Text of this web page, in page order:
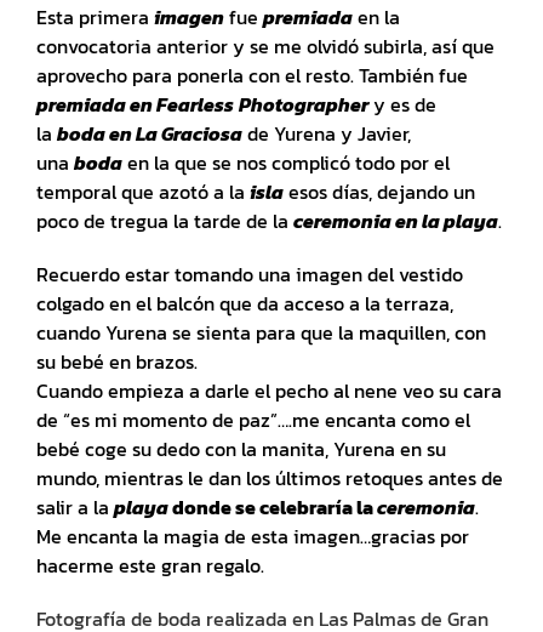
Esta primera imagenfuepremiadaen la
convocatoria anterior y se me olvidó subirla, así que
aprovecho para ponerla con el resto. También fue
premiada en FearlessPhotographery es de
la boda en La Graciosade Yurena y Javier,
una bodaen la que se nos complicó todo por el
temporal que azotó a la islaesos días, dejando un
poco de tregua la tarde de la ceremonia en la playa.
Recuerdo estar tomando una imagen del vestido
colgado en el balcón que da acceso a la terraza,
cuando Yurena se sienta para que la maquillen, con
su bebé en brazos.
Cuando empieza a darle el pecho al nene veo su cara
de “es mi momento de paz”….me encanta como el
bebé coge su dedo con la manita, Yurena en su
mundo, mientras le dan los últimos retoques antes de
salir a laplayadonde se celebraría laceremonia.
Me encanta la magia de esta imagen…gracias por
hacerme este gran regalo.
Fotografía de boda realizada en Las Palmas de Gran